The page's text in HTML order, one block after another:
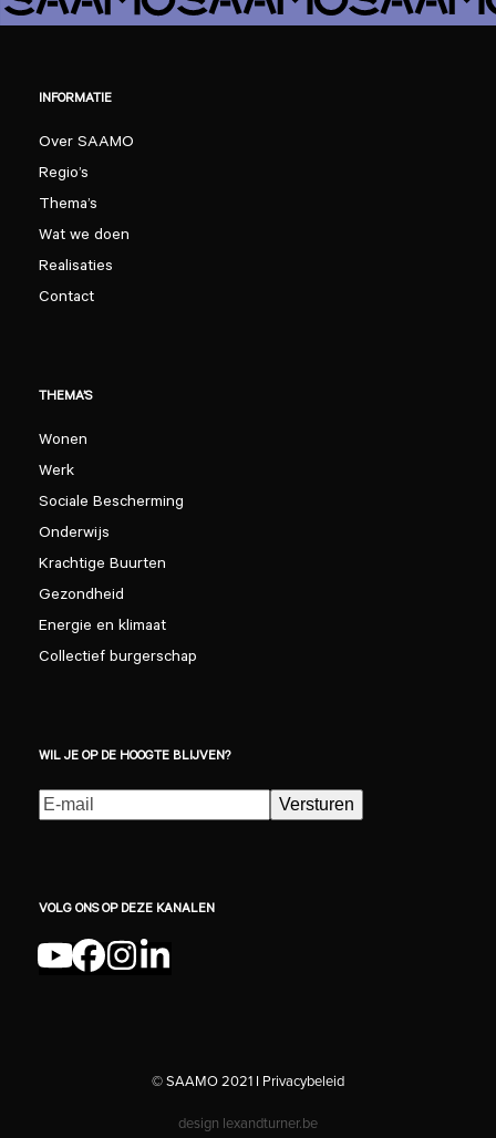
INFORMATIE
Over SAAMO
Regio’s
Thema’s
Wat we doen
Realisaties
Contact
THEMA’S
Wonen
Werk
Sociale Bescherming
Onderwijs
Krachtige Buurten
Gezondheid
Energie en klimaat
Collectief burgerschap
WIL JE OP DE HOOGTE BLIJVEN?
E-
mailadres(Vereist)
Versturen
VOLG ONS OP DEZE KANALEN
YouTube
Facebook
Instagram
LinkedIn
© SAAMO 2021 I Privacybeleid
design lexandturner.be